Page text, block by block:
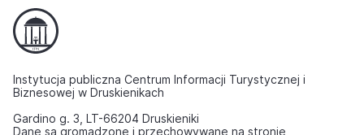
Instytucja publiczna Centrum Informacji Turystycznej i
Biznesowej w Druskienikach
Gardino g. 3, LT-66204 Druskieniki
Dane są gromadzone i przechowywane na stronie